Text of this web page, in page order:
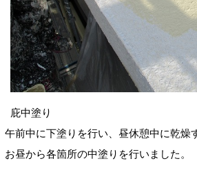
庇中塗り
午前中に下塗りを行い、昼休憩中に乾燥
お昼から各箇所の中塗りを行いました。